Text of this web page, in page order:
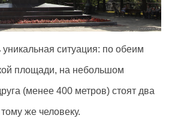
ситуация: по обеим
площади, на небольшом
(менее 400 метров) стоят два
же человеку.